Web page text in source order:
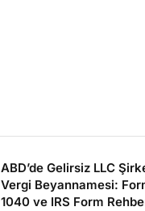
ABD’de Gelirsiz LLC
Vergi Beyannamesi:
1040 ve IRS Form